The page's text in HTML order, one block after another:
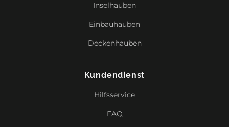
Inselhauben
Einbauhauben
Deckenhauben
Kundendienst
Hilfsservice
FAQ